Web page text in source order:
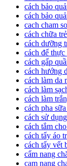
cách bảo
cách bảo
cach cham
cách chữa
cách dưỡng
cách để
cách gấp
cách hướng
cách làm da
cách làm
cách làm
cách pha
cách sử
cách tắm
cách tẩy áo
cách tẩy vết
cẩm nang
cam nang